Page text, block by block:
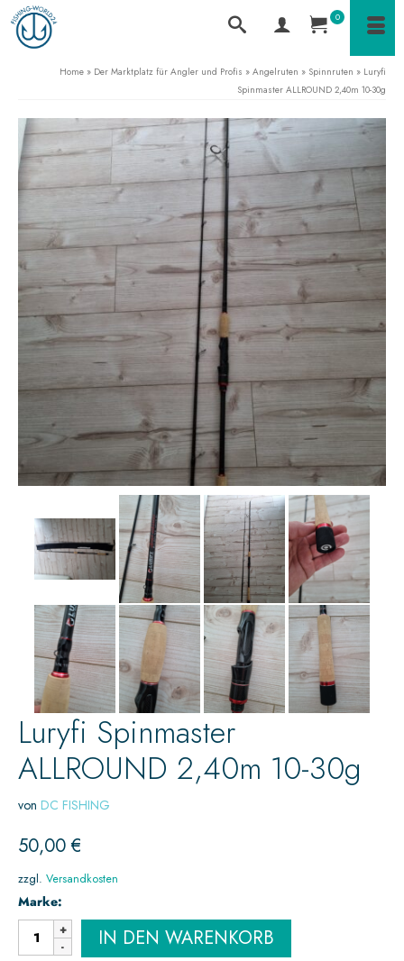
0
Home » Der Marktplatz für Angler und Profis » Angelruten » Spinnruten » Luryfi
Spinmaster ALLROUND 2,40m 10-30g
Luryfi Spinmaster
ALLROUND 2,40m 10-30g
von DC FISHING
50,00€
zzgl. Versandkosten
Marke:
IN DEN WARENKORB